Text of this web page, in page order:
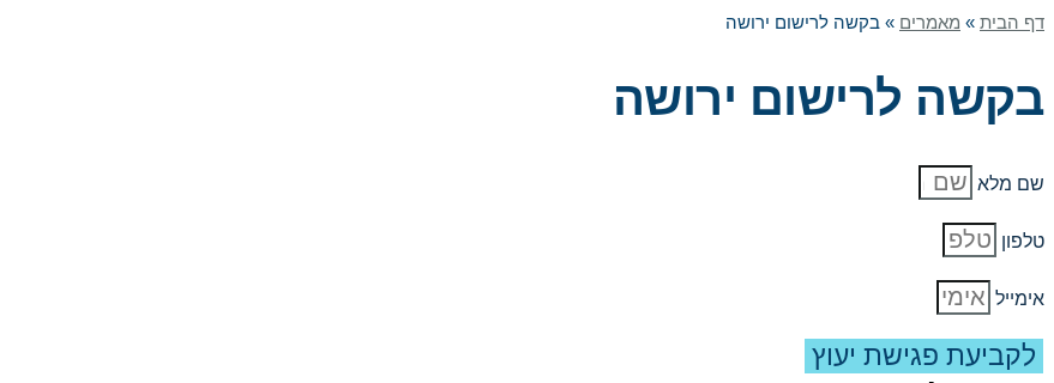
דף הבית » מאמרים » בקשה לרישום ירושה
בקשה לרישום ירושה
שם מלא
טלפון
אימייל
לקביעת פגישת יעוץ